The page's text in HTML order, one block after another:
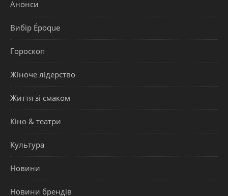
Анонси
Вибір Époque
Гороскоп
Жіноче лідерство
Життя зі смаком
Кіно & театри
Культура
Новини
Новини брендів